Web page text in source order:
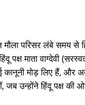
परिसर लंबे समय से
पक्ष माता वाग्देवी
कानूनी मोड़ लिए हैं, और
जब उन्होंने हिंदू पक्ष